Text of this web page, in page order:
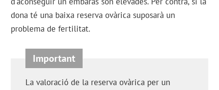
dona té una baixa reserva ovàrica suposarà un
problema de fertilitat.
La valoració de la reserva ovàrica per un